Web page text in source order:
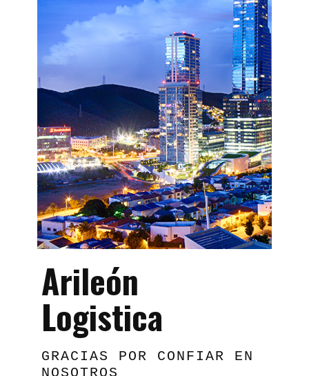
Arileón
Logistica
GRACIAS POR CONFIAR EN